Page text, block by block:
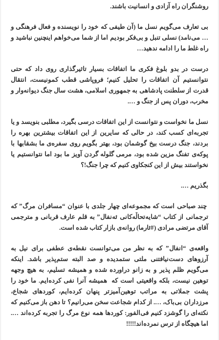
روشنگران راه آزادی و انسانیت باشند.
بی تعارف می‌گویم نسل ما (آن طیفی که خود را نویسنده و فعال فرهنگی و
… می‌نامد) نسلی تنبل و بی‌فکر بودیم اما از شما می‌خواهم اینچنین نباشید و
راه غلط ما را ادامە ندهید…
درست در بدو بلوغ فکری ما اتفاقات بسیار تاثیرگذاری روی داد که حتی
نتوانستیم آن اتفاقات را تحلیل کنیم؛ فروپاشی قطب کمونیست، انتقال
قدرت از سلطنت پادشاهی به جمهوری اسلامی، هشت سال جنگ دیوانەوار و
مخرب، دوران پس از جنگ و ….
نسل ما نخواست و نتوانست از این اتفاقات درسی بگیرد، مطلبی بنویسد و یا
تجربەای کسب کند، در حالی کە سایرین از این اتفاقات بیشترین بهره را
بردند، جنگ درست بیخ گوشمان بود، بهتر بگویم روی سفرەی ما بشقابها با
پوکەی تفنگ مزین شدە بود، مرمی گلوله گردن آویز ما بود اما نتوانستیم یا
نخواستند بیش از این کنجکاوی کنیم کە چرا جنگ!؟
بگذریم ….
چند صباحی است کە مجموعەای چهار جلدی با عنوان “مسافران مرگ” که
ترجمانی از کتاب “شایەتحاڵەکانی ئەنفال” بە قلم عارف قربانی و مترجمی
آقای مرتضی مرادی (#ئارما) روانەی بازار کتاب شده است.
واقعەی “انفال” که بە نظر من می‌توانست نقطەی عطفی برای نیل به
آرزوهای دست‌نیافتنی ملتی ستمدیده و صد البتە ستم‌پذیر باشد. اینکە
می‌گویم ظلم پذیر و بە زانو دراورده شده و همیشه تسلیم، به هیچ وجهە
توهین نیست، بلکه واقعیتی است که همیشه آنرا نفی کردەایم. ما خود را
پشت جملاتی به مراتب توهین‌آمیزتر پنهان کردەایم، کوردهای شجاع،
مرزداران بی‌باک، …. از کدام شجاعت سخن می‌رانیم؟ تا دهن باز می‌کنیم که
نکتەای را گوشزد کنیم فی‌الفور: کوردها همە نوع مرگ را تجربە کردەاند ….
اما هیچگاه از ترس نمردەاند!!!!!